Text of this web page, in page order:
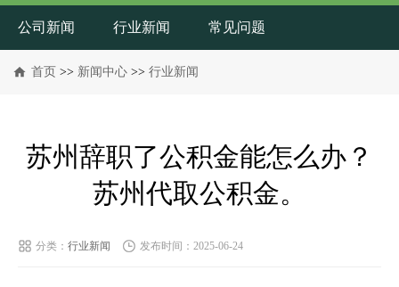
公司新闻 行业新闻 常见问题
首页 >> 新闻中心 >> 行业新闻
苏州辞职了公积金能怎么办？
苏州代取公积金。
分类： 行业新闻 发布时间：2025-06-24